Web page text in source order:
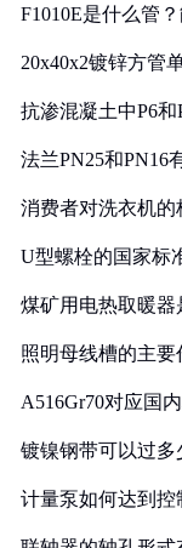
F1010E是什么管
20x40x2镀锌方管
抗渗混凝土中P6
法兰PN25和PN16
消费者对洗衣机
U型螺栓的国家标
煤矿用电热取暖
照明母线槽的主要
A516Gr70对应国
镀镍钢带可以过多
计量泵如何达到